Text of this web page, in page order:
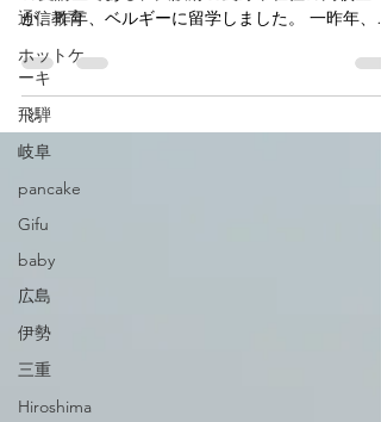
通信教育
ホットケ
ーキ
飛騨
岐阜
pancake
Gifu
baby
広島
伊勢
三重
Hiroshima
ゲストハウス庵（いおり）大阪 の英会話レッスン
の受講生である、大阪府羽曳野市在住の高校生
が、昨年、ベルギーに留学しました。 一昨年、高
校一年生の時に当英会話教室での受講を始めて、
普段は学校の英語対策と英会話を中心に扱ってい
ましたが、昨年の6月頃から留学・ホームステイ
た、保護者の方からは留学に必要な書類の英語に
関する質問を私が受けもしました。 なかには、書
類を日本語と英語の両方で提出しなければいけな
いものもあり、私がその英訳をしたり、斡旋業者
やベルギーのスクールから英語で送られてきたメ
ールを私が翻訳してさしあげたりもしました。 な
学ビザが取りにくい国だそうで、必要な書類を揃
えるだけでなく、ベルギー大使館に本人と保護者